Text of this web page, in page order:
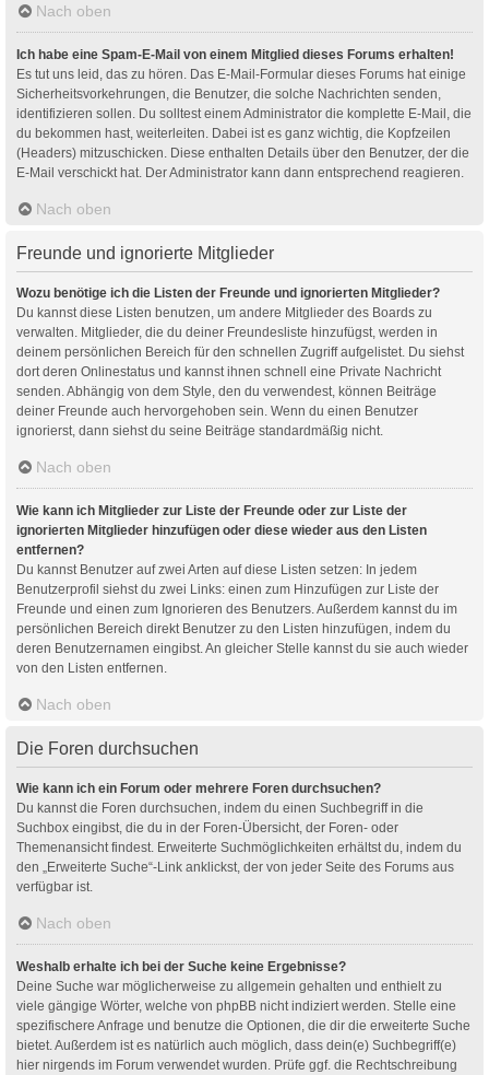
Nach oben
Ich habe eine Spam-E-Mail von einem Mitglied dieses Forums erhalten!
Es tut uns leid, das zu hören. Das E-Mail-Formular dieses Forums hat einige
Sicherheitsvorkehrungen, die Benutzer, die solche Nachrichten senden,
identifizieren sollen. Du solltest einem Administrator die komplette E-Mail, die
du bekommen hast, weiterleiten. Dabei ist es ganz wichtig, die Kopfzeilen
(Headers) mitzuschicken. Diese enthalten Details über den Benutzer, der die
E-Mail verschickt hat. Der Administrator kann dann entsprechend reagieren.
Nach oben
Freunde und ignorierte Mitglieder
Wozu benötige ich die Listen der Freunde und ignorierten Mitglieder?
Du kannst diese Listen benutzen, um andere Mitglieder des Boards zu
verwalten. Mitglieder, die du deiner Freundesliste hinzufügst, werden in
deinem persönlichen Bereich für den schnellen Zugriff aufgelistet. Du siehst
dort deren Onlinestatus und kannst ihnen schnell eine Private Nachricht
senden. Abhängig von dem Style, den du verwendest, können Beiträge
deiner Freunde auch hervorgehoben sein. Wenn du einen Benutzer
ignorierst, dann siehst du seine Beiträge standardmäßig nicht.
Nach oben
Wie kann ich Mitglieder zur Liste der Freunde oder zur Liste der
ignorierten Mitglieder hinzufügen oder diese wieder aus den Listen
entfernen?
Du kannst Benutzer auf zwei Arten auf diese Listen setzen: In jedem
Benutzerprofil siehst du zwei Links: einen zum Hinzufügen zur Liste der
Freunde und einen zum Ignorieren des Benutzers. Außerdem kannst du im
persönlichen Bereich direkt Benutzer zu den Listen hinzufügen, indem du
deren Benutzernamen eingibst. An gleicher Stelle kannst du sie auch wieder
von den Listen entfernen.
Nach oben
Die Foren durchsuchen
Wie kann ich ein Forum oder mehrere Foren durchsuchen?
Du kannst die Foren durchsuchen, indem du einen Suchbegriff in die
Suchbox eingibst, die du in der Foren-Übersicht, der Foren- oder
Themenansicht findest. Erweiterte Suchmöglichkeiten erhältst du, indem du
den „Erweiterte Suche“-Link anklickst, der von jeder Seite des Forums aus
verfügbar ist.
Nach oben
Weshalb erhalte ich bei der Suche keine Ergebnisse?
Deine Suche war möglicherweise zu allgemein gehalten und enthielt zu
viele gängige Wörter, welche von phpBB nicht indiziert werden. Stelle eine
spezifischere Anfrage und benutze die Optionen, die dir die erweiterte Suche
bietet. Außerdem ist es natürlich auch möglich, dass dein(e) Suchbegriff(e)
hier nirgends im Forum verwendet wurden. Prüfe ggf. die Rechtschreibung